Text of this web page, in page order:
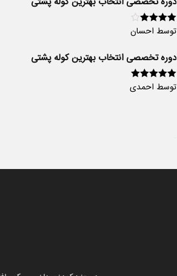
امتیاز 4از
توسط احسان
دوره تخصصی انتخاب بهترین کوله پشتی
امتیاز 5از 5
توسط احمدی